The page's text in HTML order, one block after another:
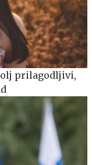
prilagodljivi,